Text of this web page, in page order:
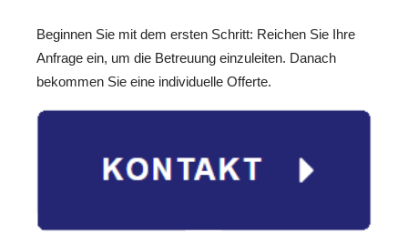
Beginnen Sie mit dem ersten Schritt: Reichen Sie Ihre
Anfrage ein, um die Betreuung einzuleiten. Danach
bekommen Sie eine individuelle Offerte.